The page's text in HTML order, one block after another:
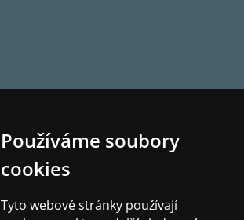
Používáme soubory
cookies
Tyto webové stránky používají